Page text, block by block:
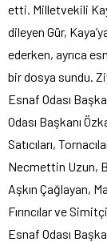
etti. Milletvekili
dileyen Gür,
ederken, ayrıca
bir dosya sundu.
Esnaf Odası
Odası Başkanı
Satıcıları,
Necmettin Uzun,
Aşkın Çağlayan,
Fırıncılar ve
Esnaf Odası